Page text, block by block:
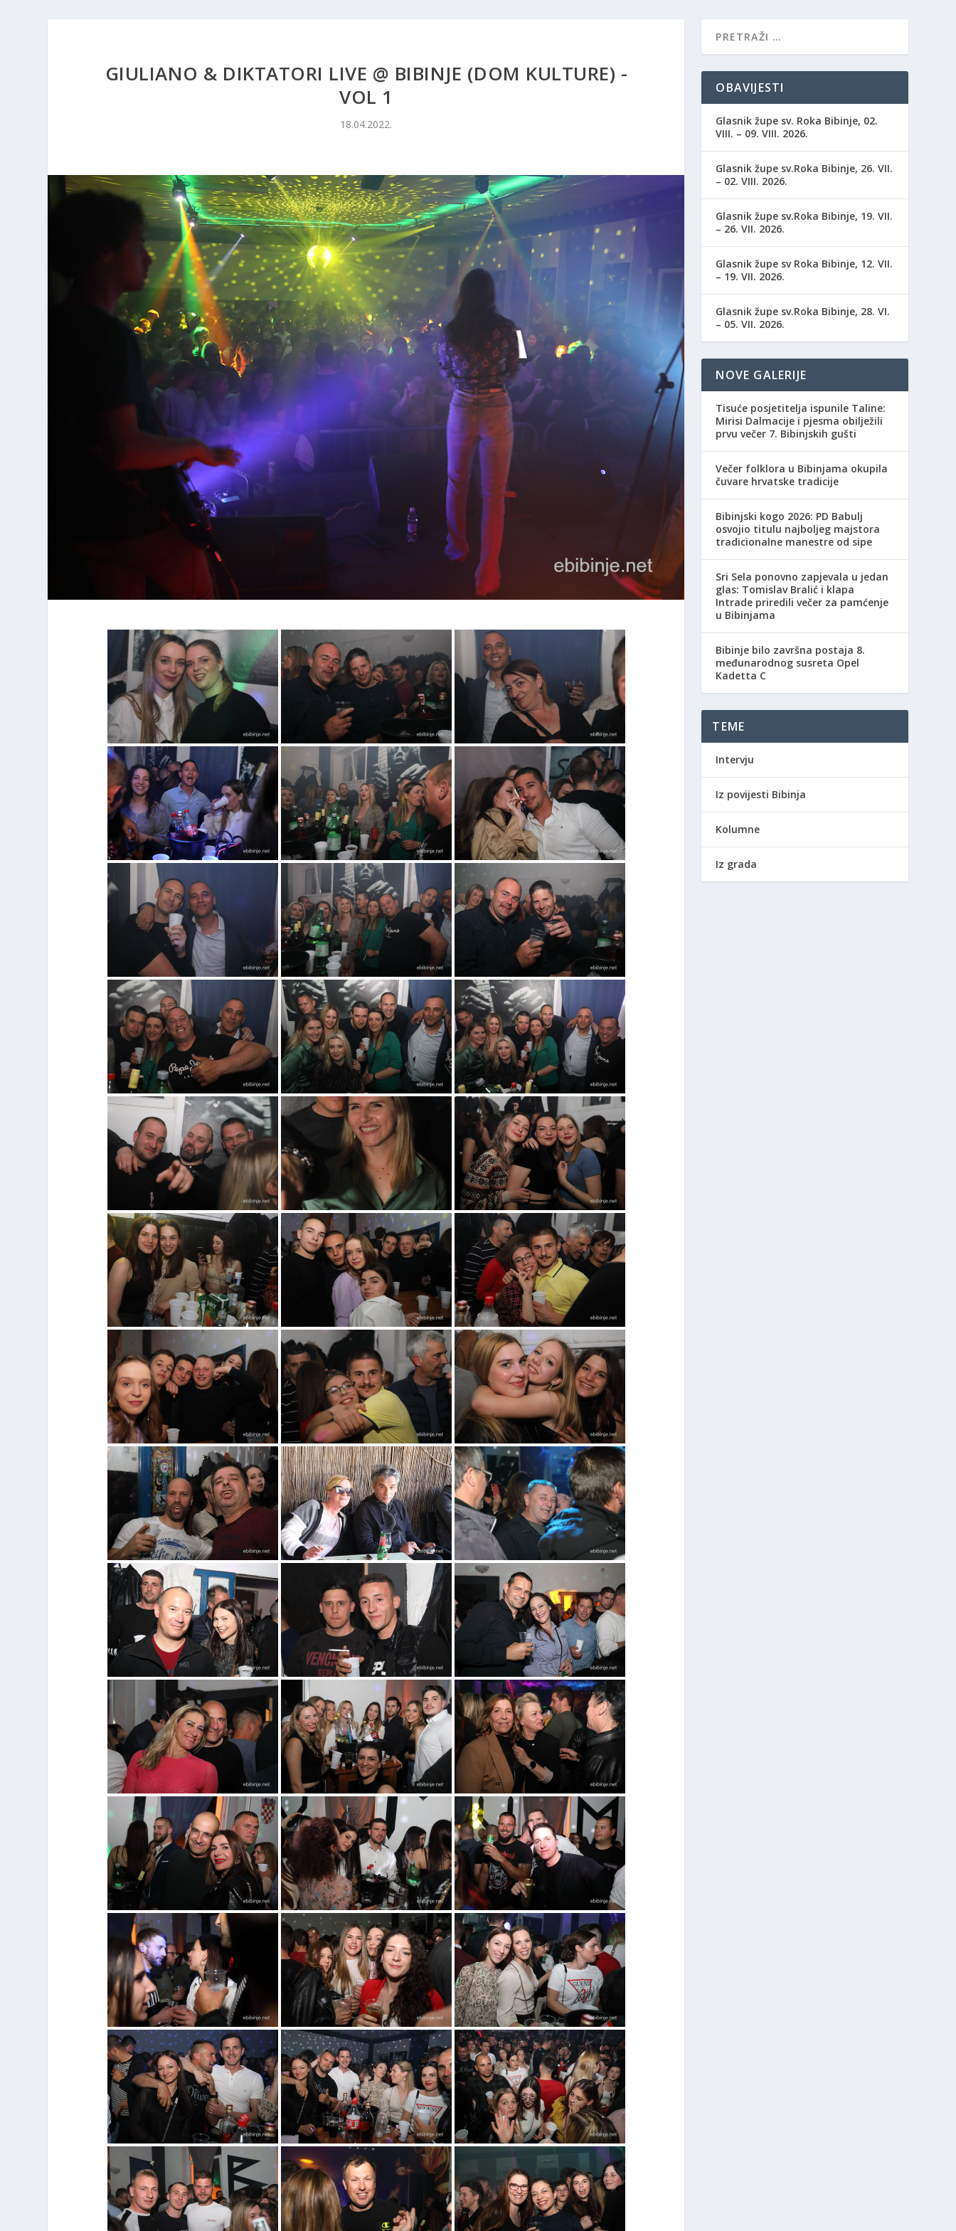
GIULIANO & DIKTATORI LIVE @ BIBINJE (DOM KULTURE) -
VOL 1
18.04.2022.
OBAVIJESTI
Glasnik župe sv. Roka Bibinje, 02.
VIII. – 09. VIII. 2026.
Glasnik župe sv.Roka Bibinje, 26. VII.
– 02. VIII. 2026.
Glasnik župe sv.Roka Bibinje, 19. VII.
– 26. VII. 2026.
Glasnik župe sv Roka Bibinje, 12. VII.
– 19. VII. 2026.
Glasnik župe sv.Roka Bibinje, 28. VI.
– 05. VII. 2026.
NOVE GALERIJE
Tisuće posjetitelja ispunile Taline:
Mirisi Dalmacije i pjesma obilježili
prvu večer 7. Bibinjskih gušti
Večer folklora u Bibinjama okupila
čuvare hrvatske tradicije
Bibinjski kogo 2026: PD Babulj
osvojio titulu najboljeg majstora
tradicionalne manestre od sipe
Sri Sela ponovno zapjevala u jedan
glas: Tomislav Bralić i klapa
Intrade priredili večer za pamćenje
u Bibinjama
Bibinje bilo završna postaja 8.
međunarodnog susreta Opel
Kadetta C
TEME
Intervju
Iz povijesti Bibinja
Kolumne
Iz grada